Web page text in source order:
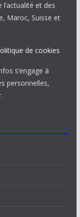
et des
Maroc, Suisse et
de cookies
s’engage à
personnelles,